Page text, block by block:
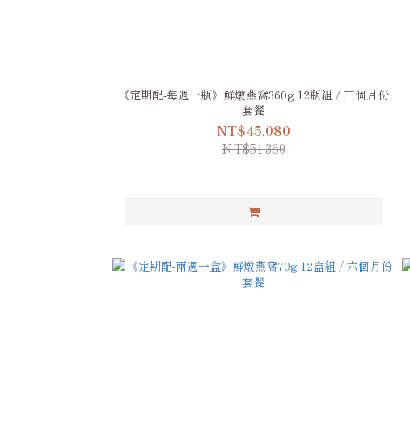
《定期配-每週一瓶》鮮燉燕窩360g 12瓶組 / 三個月份
套餐
NT$45,080
NT$51,360